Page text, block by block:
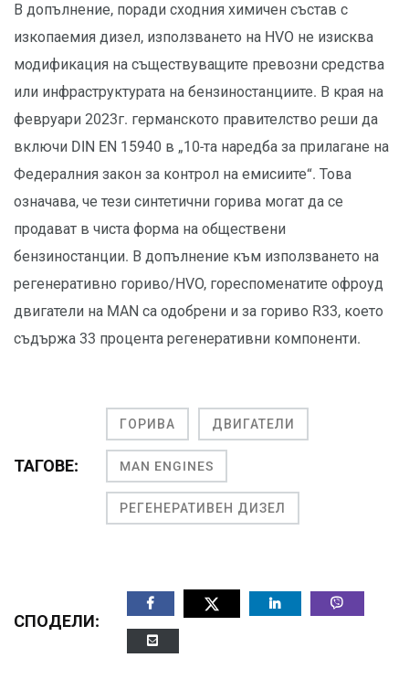
В допълнение, поради сходния химичен състав с
изкопаемия дизел, използването на HVO не изисква
модификация на съществуващите превозни средства
или инфраструктурата на бензиностанциите. В края на
февруари 2023г. германското правителство реши да
включи DIN EN 15940 в „10-та наредба за прилагане на
Федералния закон за контрол на емисиите“. Това
означава, че тези синтетични горива могат да се
продават в чиста форма на обществени
бензиностанции. В допълнение към използването на
регенеративно гориво/HVO, гореспоменатите офроуд
двигатели на MAN са одобрени и за гориво R33, което
съдържа 33 процента регенеративни компоненти.
ТАГОВЕ:
ГОРИВА ДВИГАТЕЛИ
MAN ENGINES
РЕГЕНЕРАТИВЕН ДИЗЕЛ
СПОДЕЛИ: